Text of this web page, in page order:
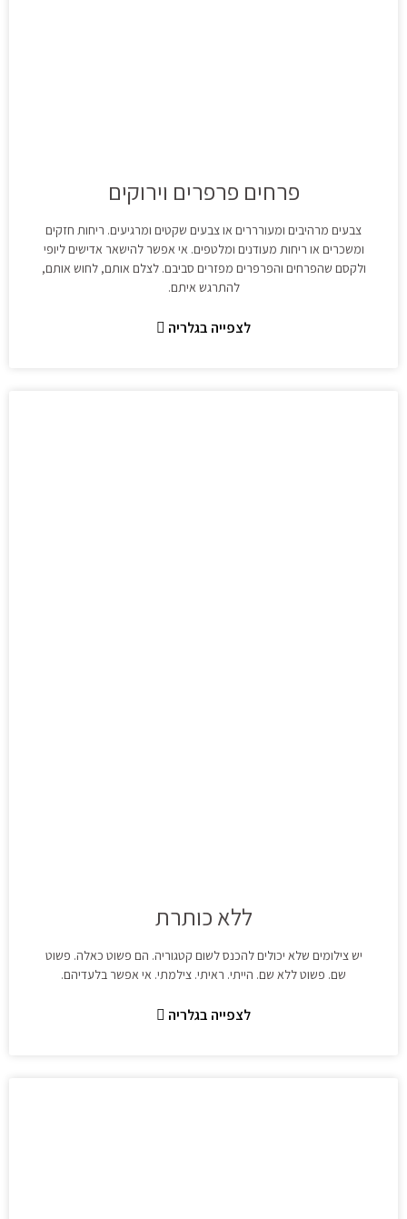
פרחים פרפרים וירוקים
צבעים מרהיבים ומעורררים או צבעים שקטים ומרגיעים. ריחות חזקים
ומשכרים או ריחות מעודנים ומלטפים. אי אפשר להישאר אדישים ליופי
ולקסם שהפרחים והפרפרים מפזרים סביבם. לצלם אותם, לחוש אותם,
להתרגש איתם.
לצפייה בגלריה
ללא כותרת
יש צילומים שלא יכולים להכנס לשום קטגוריה. הם פשוט כאלה. פשוט
שם. פשוט ללא שם. הייתי. ראיתי. צילמתי. אי אפשר בלעדיהם.
לצפייה בגלריה